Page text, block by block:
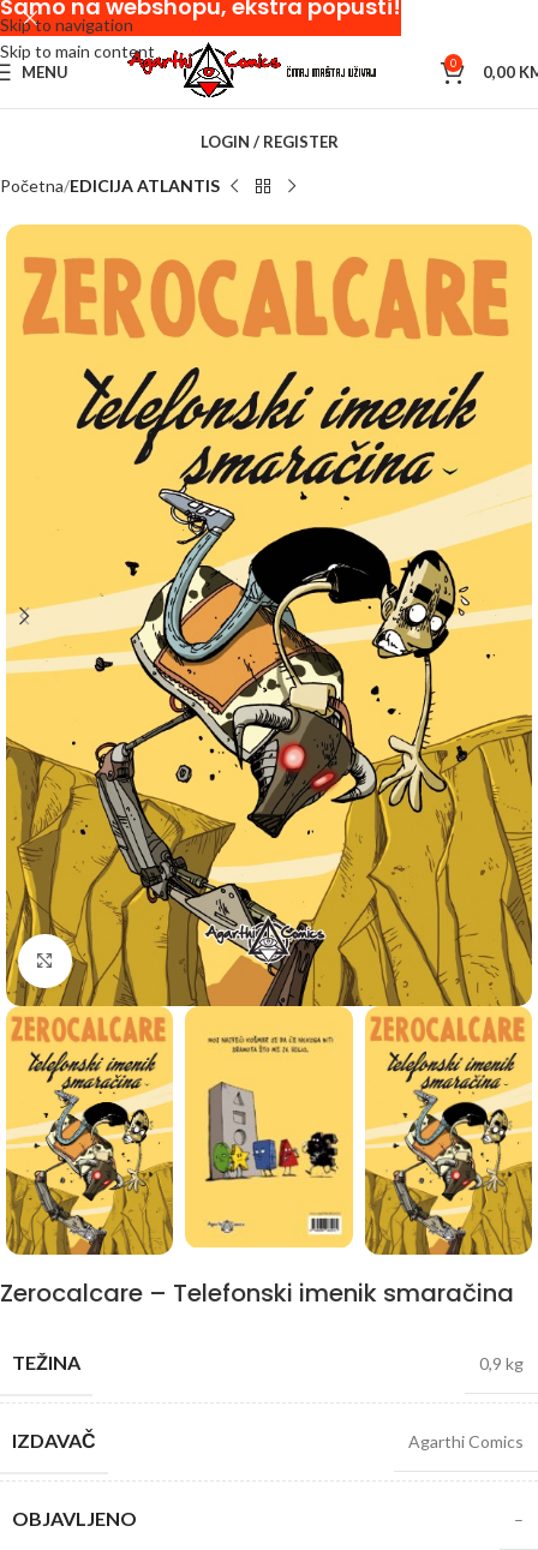
Skip to navigation
Skip to main content
MENU 0 0,00
LOGIN / REGISTER
Početna EDICIJA ATLANTIS
Click to enlarge
Zerocalcare – Telefonski imenik smaračina
TEŽINA 0,9 kg
IZDAVAČ Agarthi Comics
OBJAVLJENO –
Samo na webshopu, ekstra popusti!